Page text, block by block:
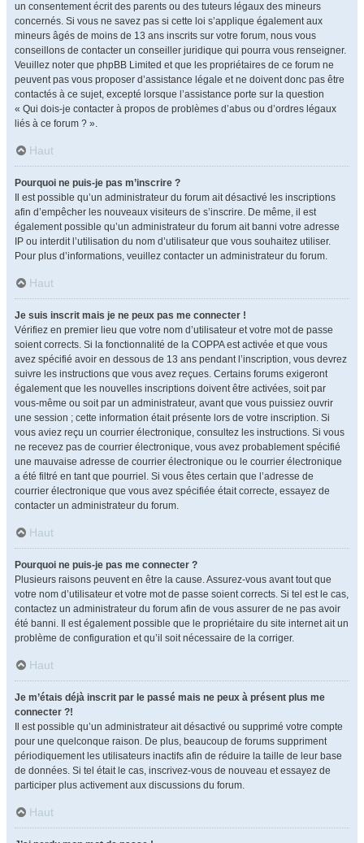
un consentement écrit des parents ou des tuteurs légaux des mineurs
concernés. Si vous ne savez pas si cette loi s’applique également aux
mineurs âgés de moins de 13 ans inscrits sur votre forum, nous vous
conseillons de contacter un conseiller juridique qui pourra vous renseigner.
Veuillez noter que phpBB Limited et que les propriétaires de ce forum ne
peuvent pas vous proposer d’assistance légale et ne doivent donc pas être
contactés à ce sujet, excepté lorsque l’assistance porte sur la question
« Qui dois-je contacter à propos de problèmes d’abus ou d’ordres légaux
liés à ce forum ? ».
Haut
Pourquoi ne puis-je pas m’inscrire ?
Il est possible qu’un administrateur du forum ait désactivé les inscriptions
afin d’empêcher les nouveaux visiteurs de s’inscrire. De même, il est
également possible qu’un administrateur du forum ait banni votre adresse
IP ou interdit l’utilisation du nom d’utilisateur que vous souhaitez utiliser.
Pour plus d’informations, veuillez contacter un administrateur du forum.
Haut
Je suis inscrit mais je ne peux pas me connecter !
Vérifiez en premier lieu que votre nom d’utilisateur et votre mot de passe
soient corrects. Si la fonctionnalité de la COPPA est activée et que vous
avez spécifié avoir en dessous de 13 ans pendant l’inscription, vous devrez
suivre les instructions que vous avez reçues. Certains forums exigeront
également que les nouvelles inscriptions doivent être activées, soit par
vous-même ou soit par un administrateur, avant que vous puissiez ouvrir
une session ; cette information était présente lors de votre inscription. Si
vous aviez reçu un courrier électronique, consultez les instructions. Si vous
ne recevez pas de courrier électronique, vous avez probablement spécifié
une mauvaise adresse de courrier électronique ou le courrier électronique
a été filtré en tant que pourriel. Si vous êtes certain que l’adresse de
courrier électronique que vous avez spécifiée était correcte, essayez de
contacter un administrateur du forum.
Haut
Pourquoi ne puis-je pas me connecter ?
Plusieurs raisons peuvent en être la cause. Assurez-vous avant tout que
votre nom d’utilisateur et votre mot de passe soient corrects. Si tel est le cas,
contactez un administrateur du forum afin de vous assurer de ne pas avoir
été banni. Il est également possible que le propriétaire du site internet ait un
problème de configuration et qu’il soit nécessaire de la corriger.
Haut
Je m’étais déjà inscrit par le passé mais ne peux à présent plus me
connecter ?!
Il est possible qu’un administrateur ait désactivé ou supprimé votre compte
pour une quelconque raison. De plus, beaucoup de forums suppriment
périodiquement les utilisateurs inactifs afin de réduire la taille de leur base
de données. Si tel était le cas, inscrivez-vous de nouveau et essayez de
participer plus activement aux discussions du forum.
Haut